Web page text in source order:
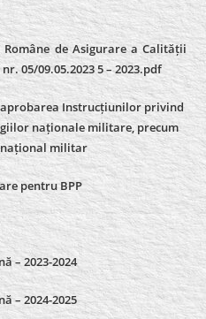
de Asigurare a Calității
05/09.05.2023 5 – 2023.pdf
aprobarea Instrucțiunilor privind
naționale militare, precum
național militar
pentru BPP
– 2023-2024
–2024-2025